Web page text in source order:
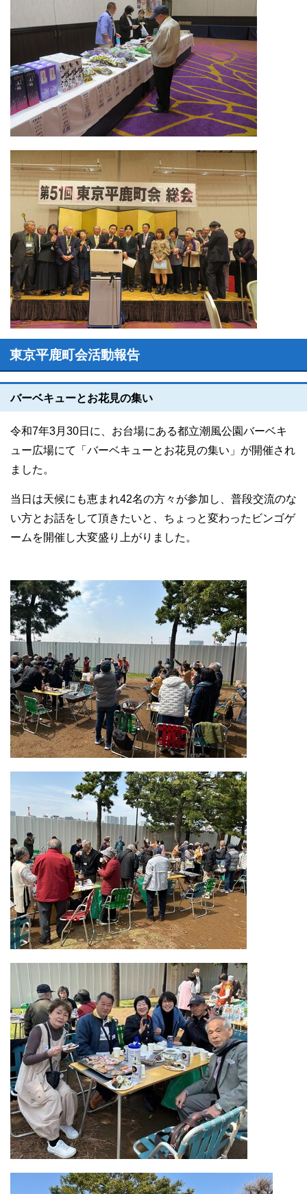
東京平鹿町会活動報告
バーベキューとお花見の集い
令和7年3月30日に、お台場にある都立潮風公園バーベキ
ュー広場にて「バーベキューとお花見の集い」が開催され
ました。
当日は天候にも恵まれ42名の方々が参加し、普段交流のな
い方とお話をして頂きたいと、ちょっと変わったビンゴゲ
ームを開催し大変盛り上がりました。